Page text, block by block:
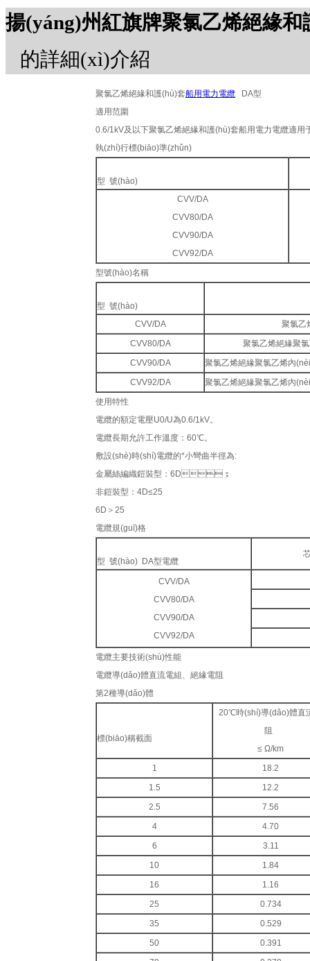
揚(yáng)州紅旗牌聚氯乙烯絕緣
的詳細(xì)介紹
聚氯乙烯絕緣和護(hù)套船用電力電纜 DA型
適用范圍
0.6/1kV及以下聚氯乙烯絕緣和護(hù)套船用電力電纜適
執(zhí)行標(biāo)準(zhǔn)
型 號(hào)
CVV/DA
CVV80/DA
CVV90/DA
CVV92/DA
型號(hào)名稱
型 號(hào)
CVV/DA
聚氯乙
CVV80/DA
聚氯乙烯絕緣聚
CVV90/DA
聚氯乙烯絕緣聚氯乙烯內
CVV92/DA
聚氯乙烯絕緣聚氯乙烯內
使用特性
電纜的額定電壓U0/U為0.6/1kV。
電纜長期允許工作溫度：60℃。
敷設(shè)時(shí)電纜的*小彎曲半徑為:
金屬絲編織鎧裝型：6D；
非鎧裝型：4D≤25
6D＞25
電纜規(guī)格
型 號(hào) DA型電纜
CVV/DA
CVV80/DA
CVV90/DA
CVV92/DA
電纜主要技術(shù)性能
電纜導(dǎo)體直流電組、絕緣電阻
第2種導(dǎo)體
標(biāo)稱截面
20℃時(shí)導(dǎo)體直
阻
≤ Ω/km
1
18.2
1.5
12.2
2.5
7.56
4
4.70
6
3.11
10
1.84
16
1.16
25
0.734
35
0.529
50
0.391